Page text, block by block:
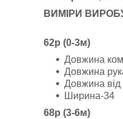
ВИМІРИ
62р (0-3м)
Довжина
Довжина
Довжина
Ширина-34
68р (3-6м)